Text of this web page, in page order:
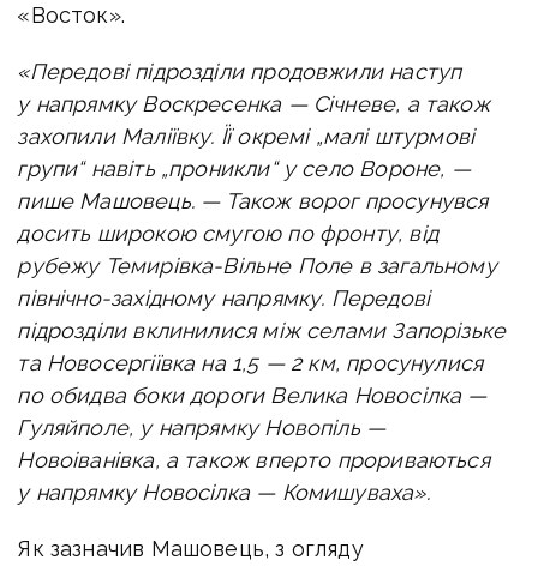
«Восток».
«Передові підрозділи продовжили наступ
у напрямку Воскресенка — Січневе, а також
захопили Маліївку. Її окремі „малі штурмові
групи“ навіть „проникли“ у село Вороне, —
пише Машовець. — Також ворог просунувся
досить широкою смугою по фронту, від
рубежу Темирівка-Вільне Поле в загальному
північно-західному напрямку. Передові
підрозділи вклинилися між селами Запорізьке
та Новосергіївка на 1,5 — 2 км, просунулися
по обидва боки дороги Велика Новосілка —
Гуляйполе, у напрямку Новопіль —
Новоіванівка, а також вперто прориваються
у напрямку Новосілка — Комишуваха».
Як зазначив Машовець, з огляду